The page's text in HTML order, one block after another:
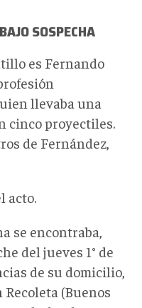
SOSPECHA
es Fernando
llevaba una
cinco proyectiles.
de Fernández,
acto.
se encontraba,
del jueves 1° de
de su domicilio,
(Buenos